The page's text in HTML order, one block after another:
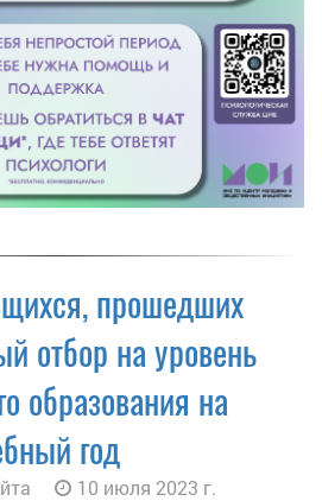
прошедших
отбор на уровень
образования на
год
10 июля 2023 г.